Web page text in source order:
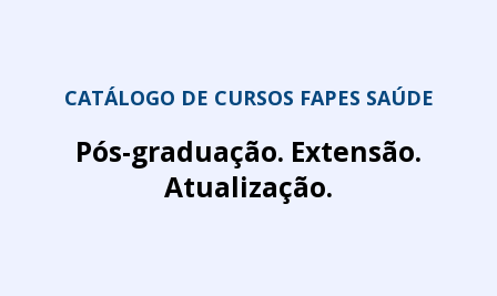
CATÁLOGO DE CURSOS FAPES SAÚDE
Pós-graduação. Extensão.
Atualização.